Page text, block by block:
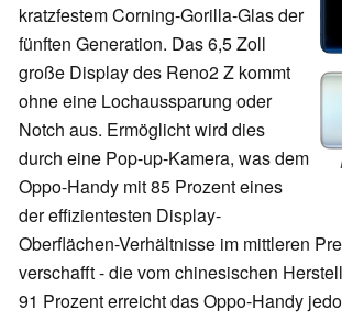
kratzfestem Corning-Gorilla-Glas der
fünften Generation. Das 6,5 Zoll
große Display des Reno2 Z kommt
ohne eine Lochaussparung oder
Notch aus. Ermöglicht wird dies
durch eine Pop-up-Kamera, was dem
Oppo-Handy mit 85 Prozent eines
der effizientesten Display-
Oberflächen-Verhältnisse im mittleren
verschafft - die vom chinesischen
91 Prozent erreicht das Oppo-Handy